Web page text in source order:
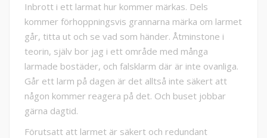
Inbrott i ett larmat hur kommer märkas. Dels
kommer förhoppningsvis grannarna märka om larmet
går, titta ut och se vad som händer. Åtminstone i
teorin, själv bor jag i ett område med många
larmade bostäder, och falsklarm där är inte ovanliga.
Går ett larm på dagen är det alltså inte säkert att
någon kommer reagera på det. Och buset jobbar
gärna dagtid.
Förutsatt att larmet är säkert och redundant